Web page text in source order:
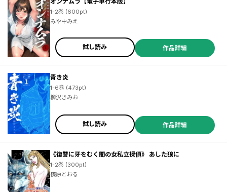
1-2巻 (600pt)
みや中みえ
試し読み 作品詳細
青き炎
1-6巻 (473pt)
柳沢きみお
試し読み 作品詳細
《復讐に牙をむく闇の女私立探偵》 あした狼に
1-2巻 (300pt)
篠原とおる